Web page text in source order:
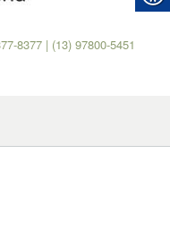
8377 | (13) 97800-5451